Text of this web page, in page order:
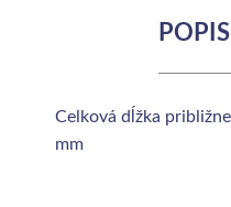
Celková dĺžka
mm